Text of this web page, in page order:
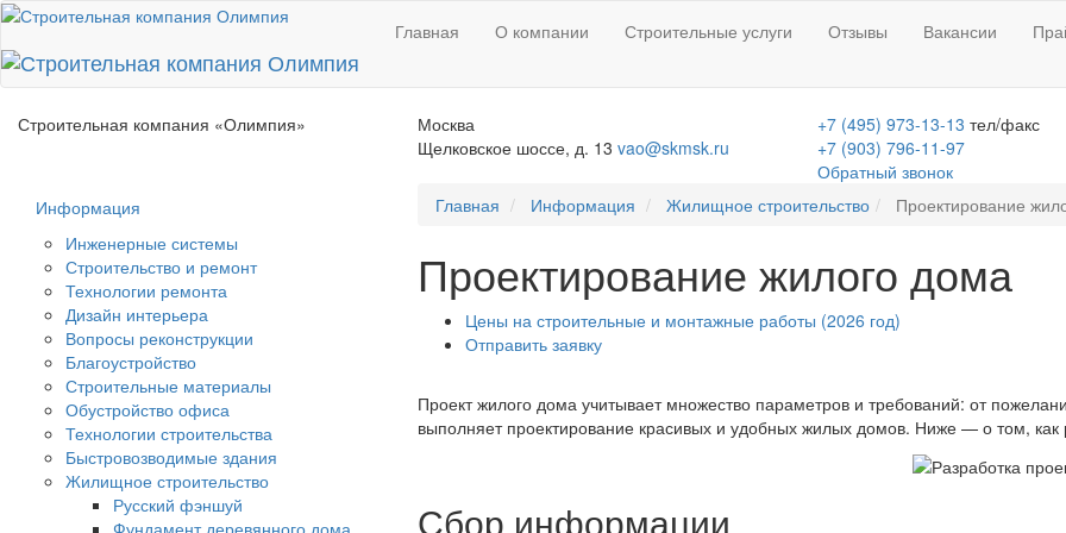
Главная О компании Строительные услуги Отзывы Вакансии
Строительная компания «Олимпия»
Москва
Щелковское шоссе, д. 13 vao@skmsk.ru
+7 (495) 973-13-13 тел/факс
+7 (903) 796-11-97
Обратный звонок
Информация
Инженерные системы
Строительство и ремонт
Технологии ремонта
Дизайн интерьера
Вопросы реконструкции
Благоустройство
Строительные материалы
Обустройство офиса
Технологии строительства
Быстровозводимые здания
Жилищное строительство
Русский фэншуй
Главная Информация Жилищное строительство Проектирование
Проектирование жилого дома
Цены на строительные и монтажные работы (2026 год)
Отправить заявку
Проект жилого дома учитывает множество параметров и требований: от
выполняет проектирование красивых и удобных жилых домов. Ниже — о том,
Сбор информации